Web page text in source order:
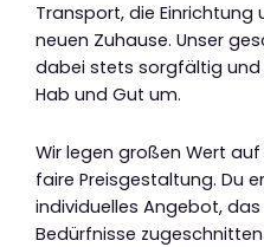
Transport, die
neuen Zuhause. Unser
dabei stets sorgfältig und
Hab und Gut um.
Wir legen großen Wert
faire Preisgestaltung. Du
individuelles Angebot,
Bedürfnisse